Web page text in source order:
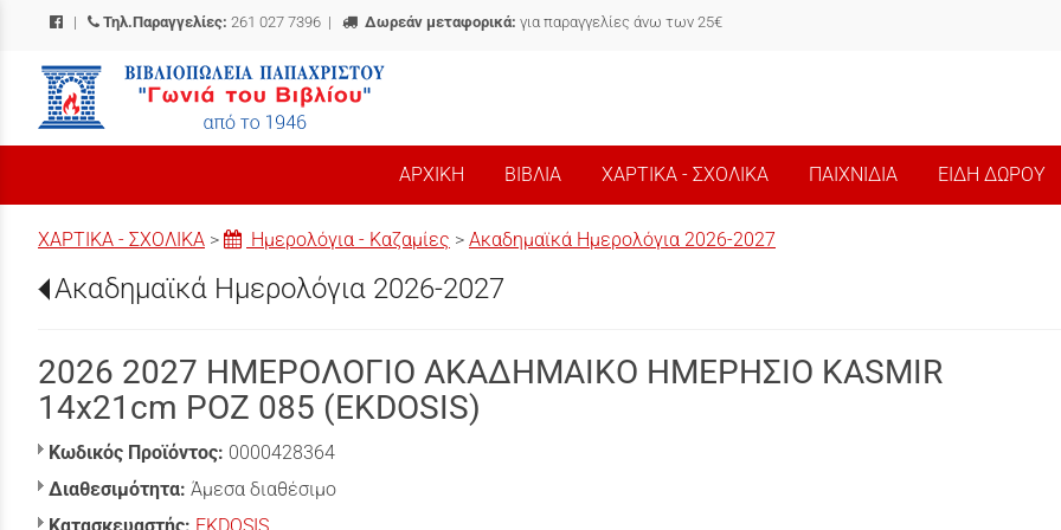
| Τηλ.Παραγγελίες: 261 027 7396 | Δωρεάν μεταφορικά: για παραγγελίες άνω των 25€
/
ΑΡΧΙΚΗ ΒΙΒΛΙΑ ΧΑΡΤΙΚΑ - ΣΧΟΛΙΚΑ ΠΑΙΧΝΙΔΙΑ ΕΙΔΗ ΔΩΡΟΥ
ΧΑΡΤΙΚΑ - ΣΧΟΛΙΚΑ > Ημερολόγια - Καζαμίες > Ακαδημαϊκά Ημερολόγια 2026-2027
Ακαδημαϊκά Ημερολόγια 2026-2027
2026 2027 ΗΜΕΡΟΛΟΓΙΟ ΑΚΑΔΗΜΑΙΚΟ ΗΜΕΡΗΣΙΟ KASMIR
14x21cm ΡΟΖ 085 (EKDOSIS)
Κωδικός Προϊόντος: 0000428364
Διαθεσιμότητα: Άμεσα διαθέσιμο